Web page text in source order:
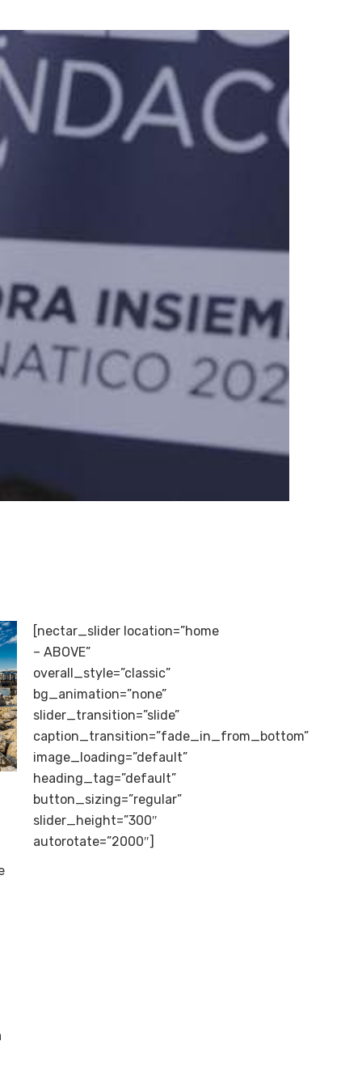
[nectar_slider location=”home
– ABOVE”
overall_style=”classic”
bg_animation=”none”
slider_transition=”slide”
caption_transition=”fade_in_from_bottom”
image_loading=”default”
heading_tag=”default”
button_sizing=”regular”
slider_height=”300″
autorotate=”2000″]